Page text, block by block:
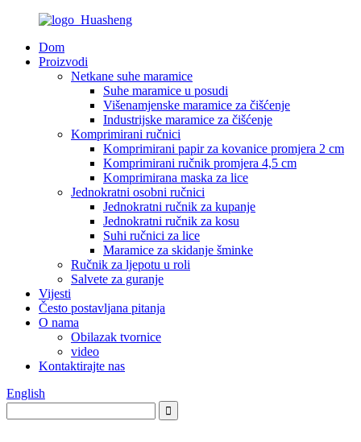
Dom
Proizvodi
Netkane suhe maramice
Suhe maramice u posudi
Višenamjenske maramice za čišćenje
Industrijske maramice za čišćenje
Komprimirani ručnici
Komprimirani papir za kovanice promjera 2 cm
Komprimirani ručnik promjera 4,5 cm
Komprimirana maska ​​za lice
Jednokratni osobni ručnici
Jednokratni ručnik za kupanje
Jednokratni ručnik za kosu
Suhi ručnici za lice
Maramice za skidanje šminke
Ručnik za ljepotu u roli
Salvete za guranje
Vijesti
Često postavljana pitanja
O nama
Obilazak tvornice
video
Kontaktirajte nas
English